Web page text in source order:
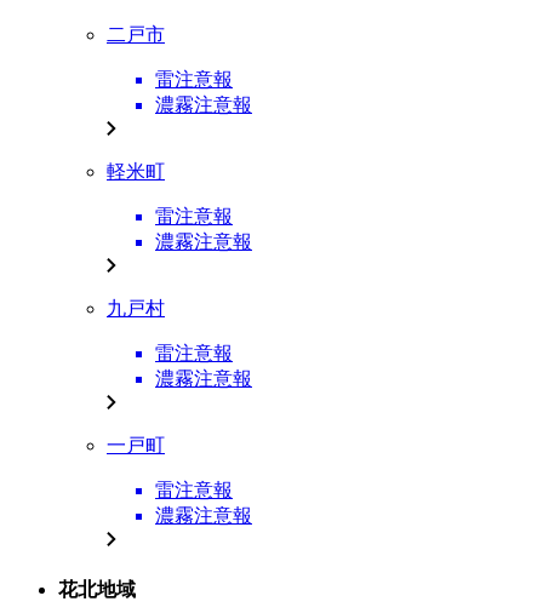
二戸市
雷注意報
濃霧注意報
軽米町
雷注意報
濃霧注意報
九戸村
雷注意報
濃霧注意報
一戸町
雷注意報
濃霧注意報
花北地域